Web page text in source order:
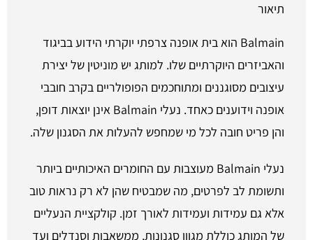
תיאור
Balmain הוא בית אופנה צרפתי יוקרתי הידוע בביגוד
והאביזרים היוקרתיים שלו. למותג יש מוניטין של יצירת
עיצובים מסוגננים ומתוחכמים הפופולריים בקרב חובבי
אופנה וידוענים כאחד. נעלי Balmain אינן יוצאות דופן,
והן פריט חובה לכל מי שמחפש להעלות את הסגנון שלה.
נעלי Balmain מעוצבות עם החומרים האיכותיים ביותר
ותשומת לב לפרטים, מה שמבטיח שהן לא רק נראות טוב
אלא גם עמידות ועמידות לאורך זמן. קולקציית הנעליים
של המותג כוללת מגוון סגנונות, ממשאבות וסנדלים ועד